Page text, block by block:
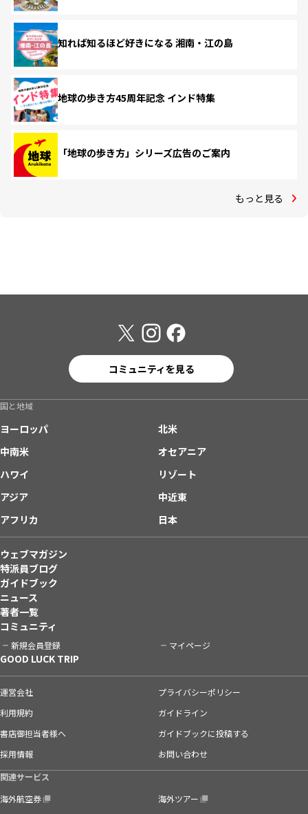
知れば知るほど好きになる 湘南・江の島
地球の歩き方45周年記念 インド特集
「地球の歩き方」シリーズ広告のご案内
もっと見る
コミュニティを見る
国と地域
ヨーロッパ
北米
中南米
オセアニア
ハワイ
リゾート
アジア
中近東
アフリカ
日本
ウェブマガジン
特派員ブログ
ガイドブック
ニュース
著者一覧
コミュニティ
新規会員登録 マイページ
GOOD LUCK TRIP
運営会社
プライバシーポリシー
利用規約
ガイドライン
書店御担当者様へ
ガイドブックに投稿する
採用情報
お問い合わせ
関連サービス
海外航空券
海外ツアー